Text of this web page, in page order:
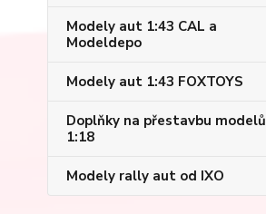
Modely aut 1:43 CAL a
Modeldepo
Modely aut 1:43 FOXTOYS
Doplňky na přestavbu modelů
1:18
Modely rally aut od IXO